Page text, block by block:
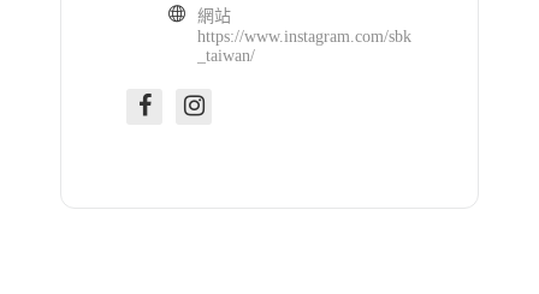
網站
https://www.instagram.com/sbk
_taiwan/